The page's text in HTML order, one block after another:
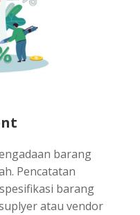
barang
Pencatatan
barang
atau vendor